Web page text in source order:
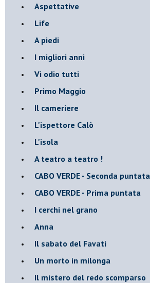
Aspettative
Life
A piedi
I migliori anni
Vi odio tutti
Primo Maggio
Il cameriere
L'ispettore Calò
L'isola
A teatro a teatro !
CABO VERDE - Seconda puntata
CABO VERDE - Prima puntata
I cerchi nel grano
Anna
Il sabato del Favati
Un morto in milonga
Il mistero del redo scomparso